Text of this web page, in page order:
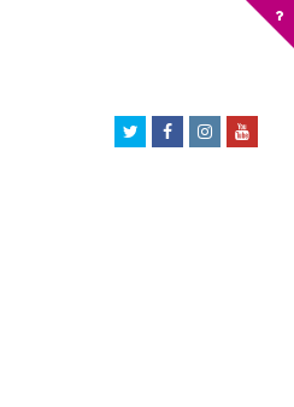
TwitterFacebookInstagram